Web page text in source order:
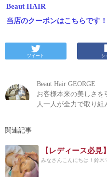
Beaut HAIR
当店のクーポンはこちらです！
ツイート シ
Beaut Hair GEORGE
お客様本来の美しさを
人一人が全力で取り組
関連記事
【レディース必
みなさんこんにちは！鈴木